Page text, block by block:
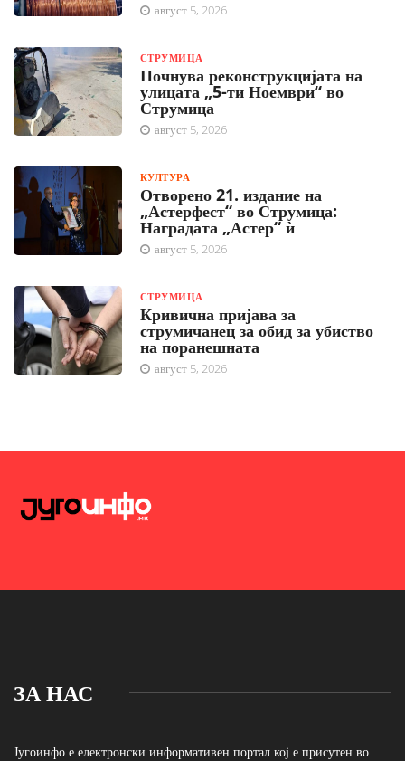
август 5, 2026
СТРУМИЦА
Почнува реконструкцијата на
улицата „5-ти Ноември“ во
Струмица
август 5, 2026
КУЛТУРА
Отворено 21. издание на
„Астерфест“ во Струмица:
Наградата „Астер“ ѝ
август 5, 2026
СТРУМИЦА
Кривична пријава за
струмичанец за обид за убиство
на поранешната
август 5, 2026
ЗА НАС
Југоинфо е електронски информативен портал кој е присутен во